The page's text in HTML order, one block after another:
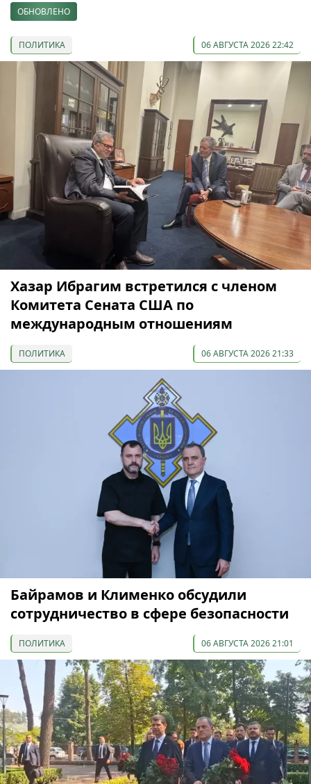
ОБНОВЛЕНО
ПОЛИТИКА 06 АВГУСТА 2026 22:42
Хазар Ибрагим встретился с членом
Комитета Сената США по
международным отношениям
ПОЛИТИКА 06 АВГУСТА 2026 21:33
Байрамов и Клименко обсудили
сотрудничество в сфере безопасности
ПОЛИТИКА 06 АВГУСТА 2026 21:01